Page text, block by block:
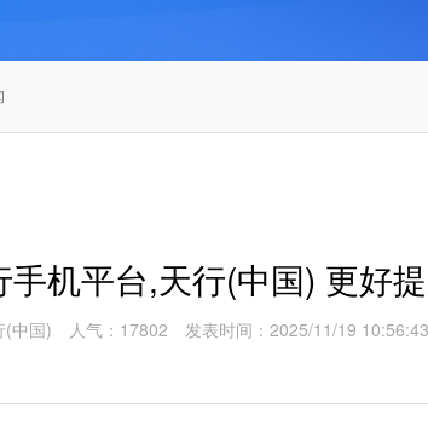
机平台,天行(中国) 更好
(中国) 人气：17802 发表时间：2025/11/19 10:56:43